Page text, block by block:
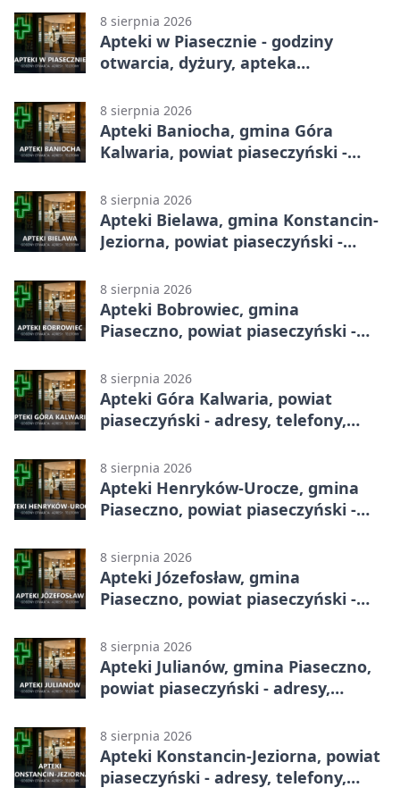
8 sierpnia 2026
Apteki w Piasecznie - godziny
otwarcia, dyżury, apteka
8 sierpnia 2026
Apteki Baniocha, gmina Góra
Kalwaria, powiat piaseczyński -
8 sierpnia 2026
Apteki Bielawa, gmina Konstancin-
Jeziorna, powiat piaseczyński -
8 sierpnia 2026
Apteki Bobrowiec, gmina
Piaseczno, powiat piaseczyński -
8 sierpnia 2026
Apteki Góra Kalwaria, powiat
piaseczyński - adresy, telefony,
8 sierpnia 2026
Apteki Henryków-Urocze, gmina
Piaseczno, powiat piaseczyński -
8 sierpnia 2026
Apteki Józefosław, gmina
Piaseczno, powiat piaseczyński -
8 sierpnia 2026
Apteki Julianów, gmina Piaseczno,
powiat piaseczyński - adresy,
8 sierpnia 2026
Apteki Konstancin-Jeziorna, powiat
piaseczyński - adresy, telefony,